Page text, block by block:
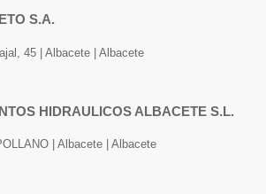
S.A.
45 | Albacete | Albacete
HIDRAULICOS ALBACETE S.L.
| Albacete | Albacete